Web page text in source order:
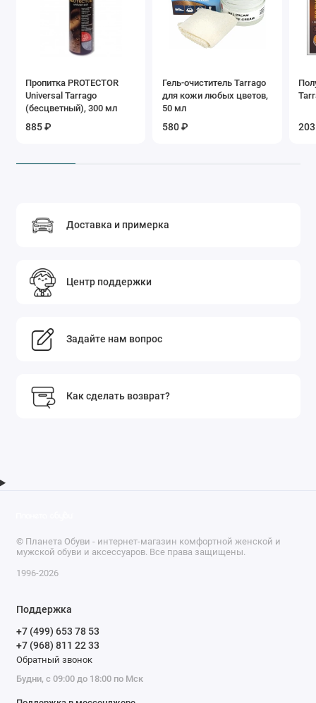
Пропитка PROTECTOR
Universal Tarrago
(бесцветный), 300 мл
885 ₽
Гель-очиститель Tarrago
для кожи любых цветов,
50 мл
580 ₽
Доставка и примерка
Центр поддержки
Задайте нам вопрос
Как сделать возврат?
© Планета Обуви - интернет-магазин комфортной женской и
мужской обуви и аксессуаров. Все права защищены.
1996-2026
Поддержка
+7 (499) 653 78 53
+7 (968) 811 22 33
Обратный звонок
Будни, с 09:00 до 18:00 по Мск